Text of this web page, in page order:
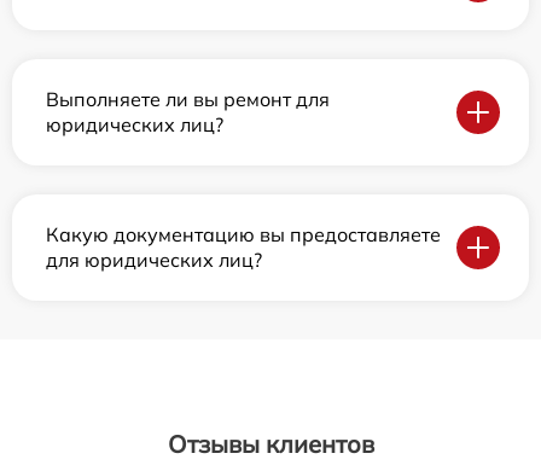
Выполняете ли вы ремонт для
юридических лиц?
Какую документацию вы предоставляете
для юридических лиц?
Отзывы клиентов